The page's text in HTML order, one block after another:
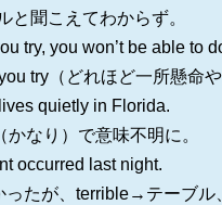
聞こえてわからず。
try, you won’t be able to
try（どれほど一所懸命
quietly in Florida.
なり）で意味不明に。
occurred last night.
たが、terrible→テーブル